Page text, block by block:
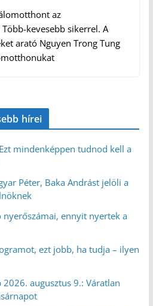
az
kevesebb sikerrel. A
arató Nguyen Trong Tung
hírei
mindenképpen tudnod kell a
Péter, Baka Andrást jelöli a
ennyit nyertek a
ezt jobb, ha tudja – ilyen
augusztus 9.: Váratlan